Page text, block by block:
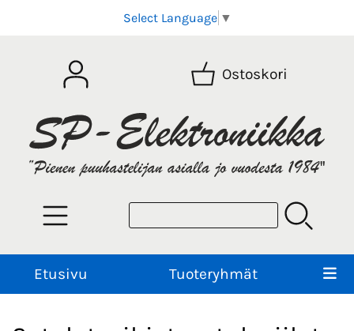
Select Language ▼
Ostoskori
Etusivu Tuoteryhmät